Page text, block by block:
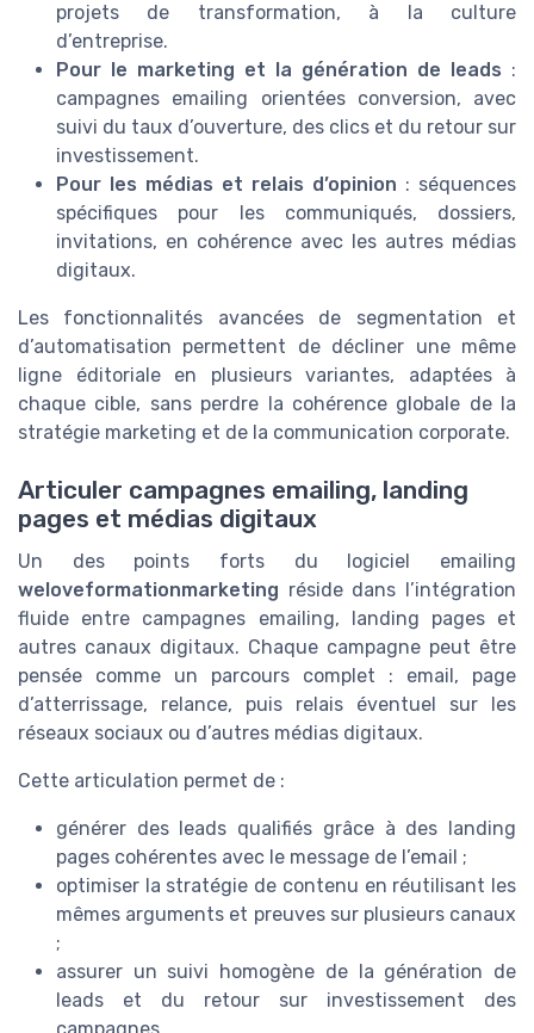
projets de transformation, à la culture
d’entreprise.
Pour le marketing et la génération de leads :
campagnes emailing orientées conversion, avec
suivi du taux d’ouverture, des clics et du retour sur
investissement.
Pour les médias et relais d’opinion : séquences
spécifiques pour les communiqués, dossiers,
invitations, en cohérence avec les autres médias
digitaux.
Les fonctionnalités avancées de segmentation et
d’automatisation permettent de décliner une même
ligne éditoriale en plusieurs variantes, adaptées à
chaque cible, sans perdre la cohérence globale de la
stratégie marketing et de la communication corporate.
Articuler campagnes emailing, landing
pages et médias digitaux
Un des points forts du logiciel emailing
weloveformationmarketing réside dans l’intégration
fluide entre campagnes emailing, landing pages et
autres canaux digitaux. Chaque campagne peut être
pensée comme un parcours complet : email, page
d’atterrissage, relance, puis relais éventuel sur les
réseaux sociaux ou d’autres médias digitaux.
Cette articulation permet de :
générer des leads qualifiés grâce à des landing
pages cohérentes avec le message de l’email ;
optimiser la stratégie de contenu en réutilisant les
mêmes arguments et preuves sur plusieurs canaux
;
assurer un suivi homogène de la génération de
leads et du retour sur investissement des